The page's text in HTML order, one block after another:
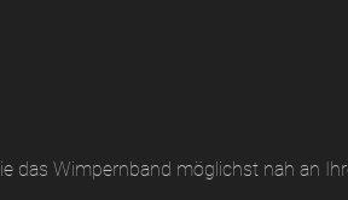
das Wimpernband möglichst nah an